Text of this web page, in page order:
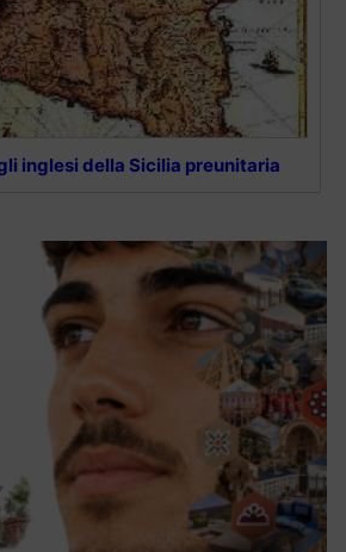
inglesi della Sicilia preunitaria